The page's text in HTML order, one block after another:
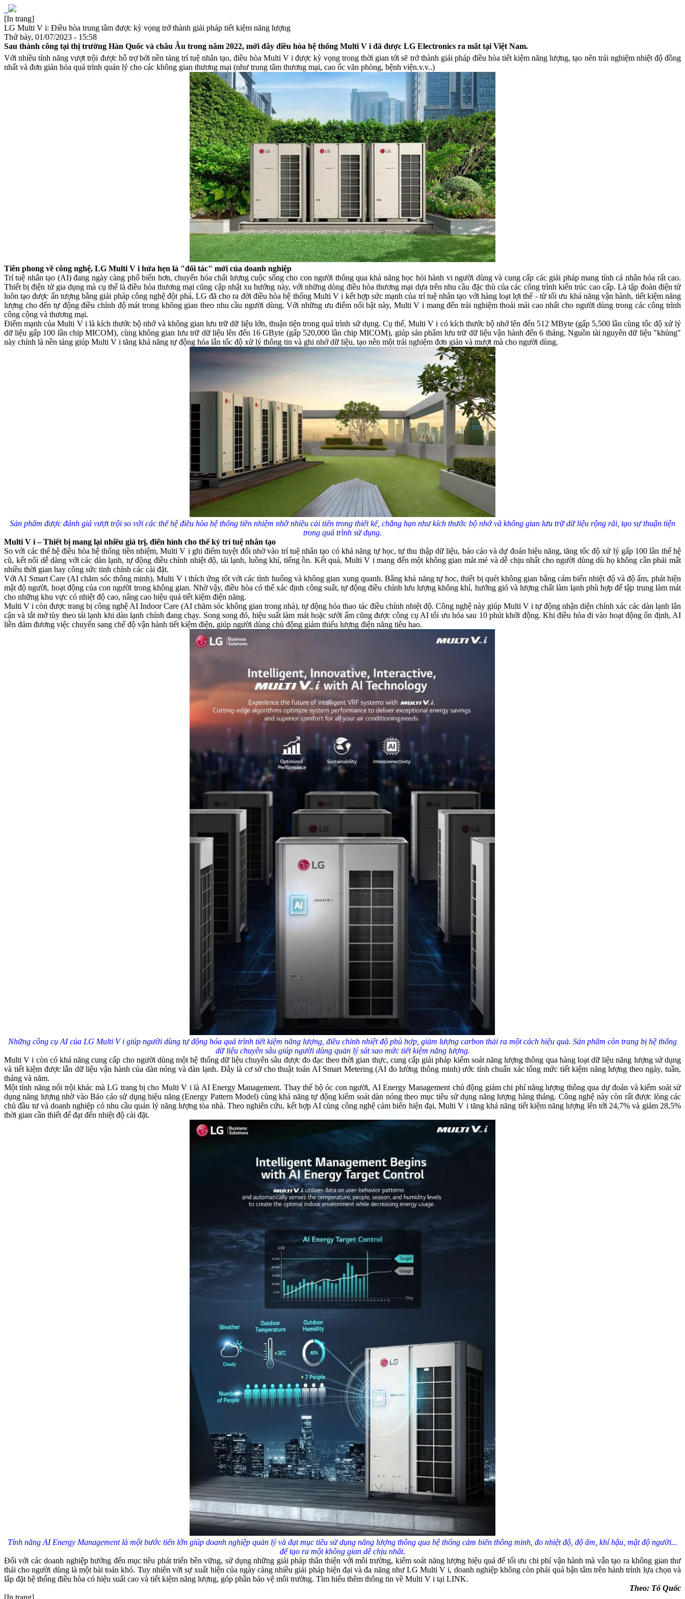
[In trang]
LG Multi V i: Điều hòa trung tâm được kỳ vọng trở thành giải pháp tiết kiệm năng lượng
Thứ bảy, 01/07/2023 - 15:58
Sau thành công tại thị trường Hàn Quốc và châu Âu trong năm 2022, mới đây điều hòa hệ thống Multi V i đã được LG Electronics ra mắt tại Việt Nam.
Với nhiều tính năng vượt trội được hỗ trợ bởi nền tảng trí tuệ nhân tạo, điều hòa Multi V i được kỳ vọng trong thời gian tới sẽ trở thành giải pháp điều hòa tiết kiệm năng lượng, tạo nên trải nghiệm nhiệt độ đồng
nhất và đơn giản hóa quá trình quản lý cho các không gian thương mại (như trung tâm thương mại, cao ốc văn phòng, bệnh viện.v.v..)
Tiên phong về công nghệ, LG Multi V i hứa hẹn là "đối tác" mới của doanh nghiệp
Trí tuệ nhân tạo (AI) đang ngày càng phổ biến hơn, chuyển hóa chất lượng cuộc sống cho con người thông qua khả năng học hỏi hành vi người dùng và cung cấp các giải pháp mang tính cá nhân hóa rất cao.
Thiết bị điện tử gia dụng mà cụ thể là điều hòa thương mại cũng cập nhật xu hướng này, với những dòng điều hòa thương mại dựa trên nhu cầu đặc thù của các công trình kiến trúc cao cấp. Là tập đoàn điện tử
luôn tạo được ấn tượng bằng giải pháp công nghệ đột phá, LG đã cho ra đời điều hòa hệ thống Multi V i kết hợp sức mạnh của trí tuệ nhân tạo với hàng loạt lợi thế - từ tối ưu khả năng vận hành, tiết kiệm năng
lượng cho đến tự động điều chỉnh độ mát trong không gian theo nhu cầu người dùng. Với những ưu điểm nổi bật này, Multi V i mang đến trải nghiệm thoải mái cao nhất cho người dùng trong các công trình
công cộng và thương mại.
Điểm mạnh của Multi V i là kích thước bộ nhớ và không gian lưu trữ dữ liệu lớn, thuận tiện trong quá trình sử dụng. Cụ thể, Multi V i có kích thước bộ nhớ lên đến 512 MByte (gấp 5,500 lần cùng tốc độ xử lý
dữ liệu gấp 100 lần chip MICOM), cùng không gian lưu trữ dữ liệu lên đến 16 GByte (gấp 520,000 lần chip MICOM), giúp sản phẩm lưu trữ dữ liệu vận hành đến 6 tháng. Nguồn tài nguyên dữ liệu "khủng"
này chính là nền tảng giúp Multi V i tăng khả năng tự động hóa lẫn tốc độ xử lý thông tin và ghi nhớ dữ liệu, tạo nên một trải nghiệm đơn giản và mượt mà cho người dùng.
Sản phẩm được đánh giá vượt trội so với các thế hệ điều hòa hệ thống tiền nhiệm nhờ nhiều cải tiến trong thiết kế, chẳng hạn như kích thước bộ nhớ và không gian lưu trữ dữ liệu rộng rãi, tạo sự thuận tiện
trong quá trình sử dụng.
Multi V i – Thiết bị mang lại nhiều giá trị, điển hình cho thế kỷ trí tuệ nhân tạo
So với các thế hệ điều hòa hệ thống tiền nhiệm, Multi V i ghi điểm tuyệt đối nhờ vào trí tuệ nhân tạo có khả năng tự học, tự thu thập dữ liệu, báo cáo và dự đoán hiệu năng, tăng tốc độ xử lý gấp 100 lần thế hệ
cũ, kết nối dễ dàng với các dàn lạnh, tự động điều chỉnh nhiệt độ, tải lạnh, luồng khí, tiếng ồn. Kết quả, Multi V i mang đến một không gian mát mẻ và dễ chịu nhất cho người dùng dù họ không cần phải mất
nhiều thời gian hay công sức tinh chỉnh các cài đặt.
Với AI Smart Care (AI chăm sóc thông minh), Multi V i thích ứng tốt với các tình huống và không gian xung quanh. Bằng khả năng tự hoc, thiết bị quét không gian bằng cảm biến nhiệt độ và độ ẩm, phát hiện
mật độ người, hoạt động của con người trong không gian. Nhờ vậy, điều hòa có thể xác định công suất, tự động điều chỉnh lưu lượng không khí, hướng gió và lượng chất làm lạnh phù hợp để tập trung làm mát
cho những khu vực có nhiệt độ cao, nâng cao hiệu quả tiết kiệm điện năng.
Multi V i còn được trang bị công nghệ AI Indoor Care (AI chăm sóc không gian trong nhà), tự động hóa thao tác điều chỉnh nhiệt độ. Công nghệ này giúp Multi V i tự động nhận diện chính xác các dàn lạnh lân
cận và tắt mở tùy theo tải lạnh khi dàn lạnh chính đang chạy. Song song đó, hiệu suất làm mát hoặc sưởi ấm cũng được công cụ AI tối ưu hóa sau 10 phút khởi động. Khi điều hòa đi vào hoạt động ổn định, AI
liền đảm đương việc chuyển sang chế độ vận hành tiết kiệm điện, giúp người dùng chủ động giảm thiểu lượng điện năng tiêu hao.
Những công cụ AI của LG Multi V i giúp người dùng tự động hóa quá trình tiết kiệm năng lượng, điều chỉnh nhiệt độ phù hợp, giảm lượng carbon thải ra một cách hiệu quả. Sản phẩm còn trang bị hệ thống
dữ liệu chuyên sâu giúp người dùng quản lý sát sao mức tiết kiệm năng lượng.
Multi V i còn có khả năng cung cấp cho người dùng một hệ thống dữ liệu chuyên sâu được đo đạc theo thời gian thực, cung cấp giải pháp kiểm soát năng lượng thông qua hàng loạt dữ liệu năng lượng sử dụng
và tiết kiệm được lẫn dữ liệu vận hành của dàn nóng và dàn lạnh. Đây là cơ sở cho thuật toán AI Smart Metering (AI đo lường thông minh) ước tính chuẩn xác tổng mức tiết kiệm năng lượng theo ngày, tuần,
tháng và năm.
Một tính năng nổi trội khác mà LG trang bị cho Multi V i là AI Energy Management. Thay thế bộ óc con người, AI Energy Management chủ động giảm chi phí năng lượng thông qua dự đoán và kiểm soát sử
dụng năng lượng nhờ vào Báo cáo sử dụng hiệu năng (Energy Pattern Model) cùng khả năng tự động kiểm soát dàn nóng theo mục tiêu sử dụng năng lượng hàng tháng. Công nghệ này còn rất được lòng các
chủ đầu tư và doanh nghiệp có nhu cầu quản lý năng lượng tòa nhà. Theo nghiên cứu, kết hợp AI cùng công nghệ cảm biến hiện đại, Multi V i tăng khả năng tiết kiệm năng lượng lên tới 24,7% và giảm 28,5%
thời gian cần thiết để đạt đến nhiệt độ cài đặt.
Tính năng AI Energy Management là một bước tiến lớn giúp doanh nghiệp quản lý và đạt mục tiêu sử dụng năng lượng thông qua hệ thống cảm biến thông minh, đo nhiệt độ, độ ẩm, khí hậu, mật độ người...
để tạo ra một không gian dễ chịu nhất.
Đối với các doanh nghiệp hướng đến mục tiêu phát triển bền vững, sử dụng những giải pháp thân thiện với môi trường, kiểm soát năng lượng hiệu quả để tối ưu chi phí vận hành mà vẫn tạo ra không gian thư
thái cho người dùng là một bài toán khó. Tuy nhiên với sự xuất hiện của ngày càng nhiều giải pháp hiện đại và đa năng như LG Multi V i, doanh nghiệp không còn phải quá bận tâm trên hành trình lựa chọn và
lắp đặt hệ thống điều hòa có hiệu suất cao và tiết kiệm năng lượng, góp phần bảo vệ môi trường. Tìm hiểu thêm thông tin về Multi V i tại LINK.
Theo: Tổ Quốc
[In trang]